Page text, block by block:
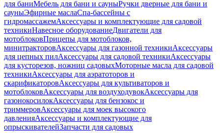
для баниМебель для бани и сауныРучки дверные для бани и
сауныЭфирные маслаСпа-бассейны с
гидромассажемАксессуары и комплектующие для садовой
техникиНавесное оборудованиеДвигатели для
мотоблоковПрицепы для мотоблоков,
минитракторовАксессуары для газонной техникиАксессуары
для цепных пилАксессуары для садовой техникиАксессуары
для кусторезов, ножниц садовыхМоторные масла для садовой
техникиАксессуары для аэратоторов и
скарификаторовАксессуары для культиваторов и
мотоблоковАксессуары для воздуходувокАксессуары для
газонокосилокАксессуары для бензокос и
триммеровАксессуары для моек высокого
давленияАксессуары и комплектующие для
опрыскивателейЗапчасти для садовых